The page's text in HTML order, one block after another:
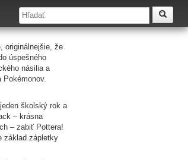
originálnejšie, že
úspešného
násilia a
školský rok a
– krásna
– zabiť Pottera!
základ zápletky